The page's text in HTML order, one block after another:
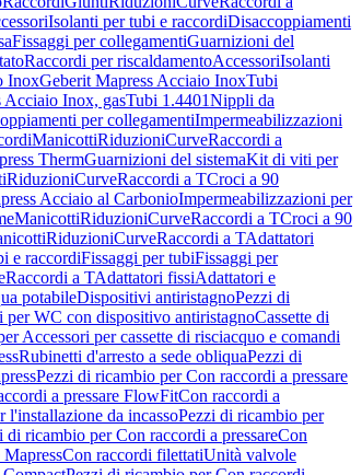
Isolanti per tubi e raccordiDisaccoppiamenti
Fissaggi per collegamentiGuarnizioni del
Raccordi per riscaldamentoAccessoriIsolanti
InoxGeberit Mapress Acciaio InoxTubi
Acciaio Inox, gasTubi 1.4401Nippli da
per collegamentiImpermeabilizzazioni
ManicottiRiduzioniCurveRaccordi a
ThermGuarnizioni del sistemaKit di viti per
RiduzioniCurveRaccordi a TCroci a 90
Acciaio al CarbonioImpermeabilizzazioni per
ManicottiRiduzioniCurveRaccordi a TCroci a 90
RiduzioniCurveRaccordi a TAdattatori
e raccordiFissaggi per tubiFissaggi per
Raccordi a TAdattatori fissiAdattatori e
potabileDispositivi antiristagnoPezzi di
per WC con dispositivo antiristagnoCassette di
Accessori per cassette di risciacquo e comandi
Rubinetti d'arresto a sede obliquaPezzi di
Pezzi di ricambio per Con raccordi a pressare
a pressare FlowFitCon raccordi a
l'installazione da incassoPezzi di ricambio per
di ricambio per Con raccordi a pressareCon
Con raccordi filettatiUnità valvole